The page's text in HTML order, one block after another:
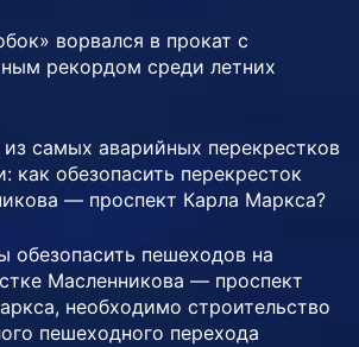
ворвался в прокат с
рекордом среди летних
самых аварийных перекрестков
как обезопасить перекресток
— проспект Карла Маркса?
обезопасить пешеходов на
Масленникова — проспект
необходимо строительство
пешеходного перехода